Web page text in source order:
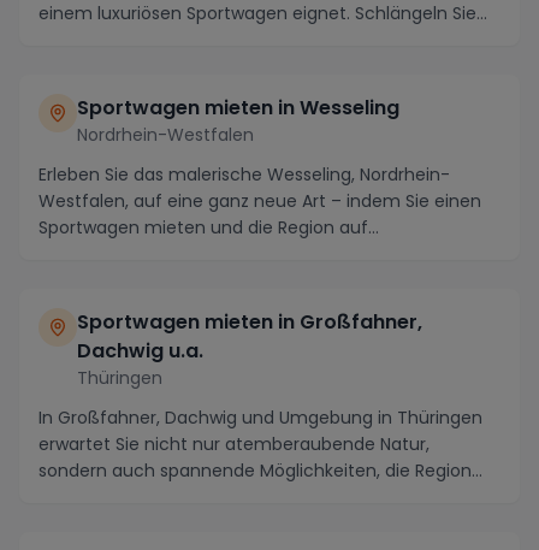
einem luxuriösen Sportwagen eignet. Schlängeln Sie...
Sportwagen mieten in Wesseling
Nordrhein-Westfalen
Erleben Sie das malerische Wesseling, Nordrhein-
Westfalen, auf eine ganz neue Art – indem Sie einen
Sportwagen mieten und die Region auf
Sportwagen mieten in Großfahner,
Dachwig u.a.
Thüringen
In Großfahner, Dachwig und Umgebung in Thüringen
erwartet Sie nicht nur atemberaubende Natur,
sondern auch spannende Möglichkeiten, die Region